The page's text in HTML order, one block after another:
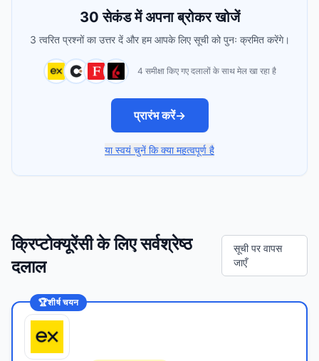
30 सेकंड में अपना ब्रोकर खोजें
3 त्वरित प्रश्नों का उत्तर दें और हम आपके लिए सूची को पुनः क्रमित करेंगे।
4 समीक्षा किए गए दलालों के साथ मेल खा रहा है
प्रारंभ करें→
या स्वयं चुनें कि क्या महत्वपूर्ण है
क्रिप्टोक्यूरेंसी के लिए सर्वश्रेष्ठ
दलाल
सूची पर वापस
जाएँ
🏆शीर्ष चयन